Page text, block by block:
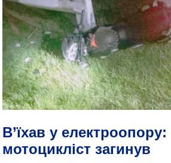
В’їхав у електроопору:
мотоцикліст загинув